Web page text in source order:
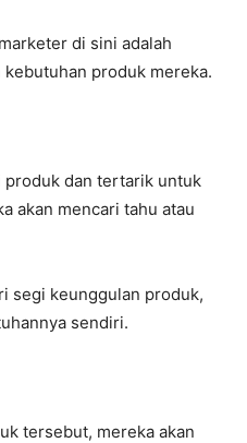
di sini adalah
produk mereka.
produk dan tertarik untuk
akan mencari tahu atau
segi keunggulan produk,
sendiri.
tersebut, mereka akan